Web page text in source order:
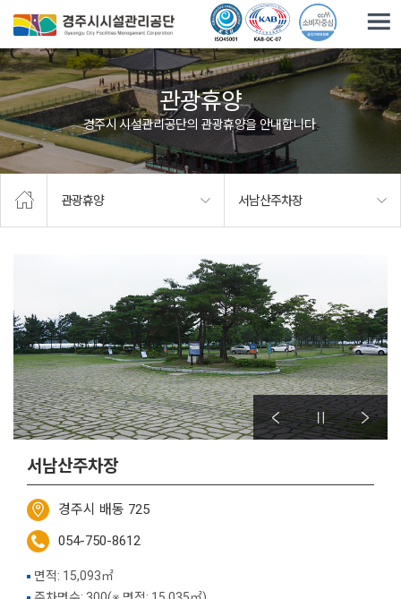
관광휴양
경주시 시설관리공단의 관광휴양을 안내합니다.
관광휴양 서남산주차장
서남산주차장
경주시 배동 725
054-750-8612
면적: 15,093㎡